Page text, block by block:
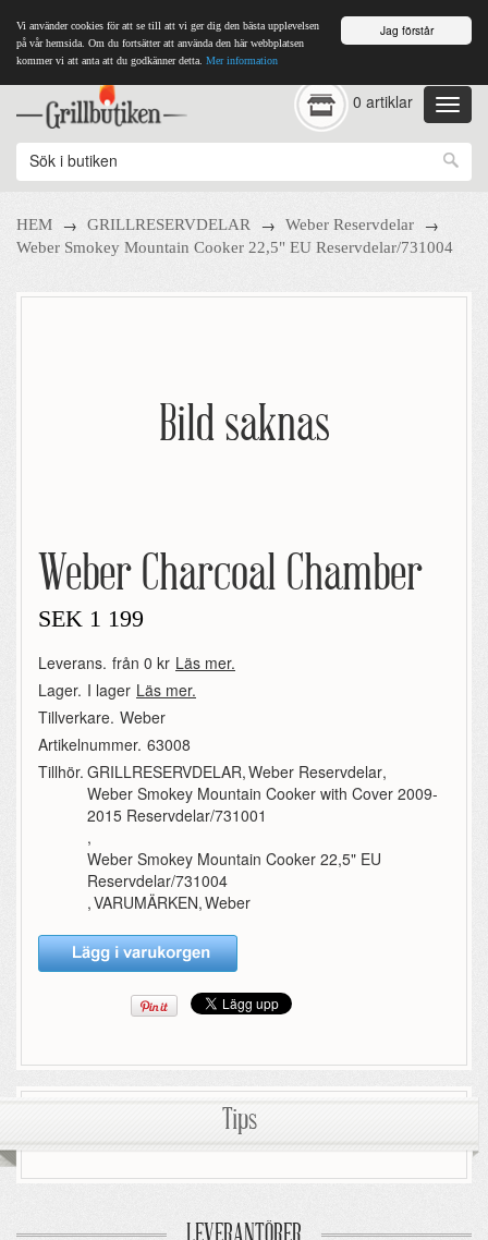
Jag förstår
Vi använder cookies för att se till att vi ger dig den bästa upplevelsen
på vår hemsida. Om du fortsätter att använda den här webbplatsen
kommer vi att anta att du godkänner detta. Mer information
0 artiklar
HEM → GRILLRESERVDELAR → Weber Reservdelar →
Weber Smokey Mountain Cooker 22,5" EU Reservdelar/731004
Bild saknas
Weber Charcoal Chamber
SEK 1 199
Leverans. från 0 kr Läs mer.
Lager. I lager Läs mer.
Tillverkare. Weber
Artikelnummer. 63008
Tillhör. GRILLRESERVDELAR,Weber Reservdelar,
Weber Smokey Mountain Cooker with Cover 2009-
2015 Reservdelar/731001
,
Weber Smokey Mountain Cooker 22,5" EU
Reservdelar/731004
,VARUMÄRKEN,Weber
Tips